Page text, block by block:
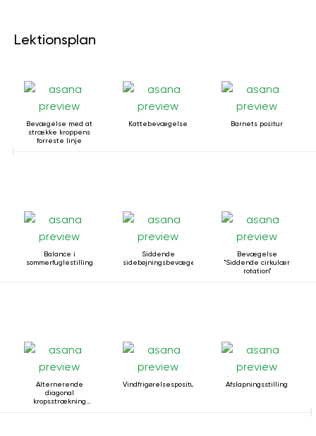
Lektionsplan
Bevægelse med at
strække kroppens
forreste linje
Kattebevægelse Barnets positur
Balance i
sommerfuglestilling
Siddende
sidebøjningsbevægelse
Bevægelse
"Siddende cirkulær
rotation"
Alternerende
diagonal
kropsstrækning
Vindfrigørelsespositur Afslapningsstilling